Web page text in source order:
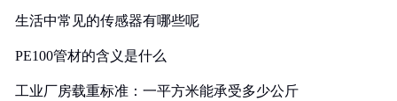
生活中常见的传感器有哪些呢
PE100管材的含义是什么
工业厂房载重标准：一平方米能承受多少公斤